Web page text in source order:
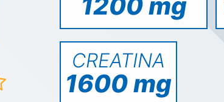
CREATINA
1600 mg